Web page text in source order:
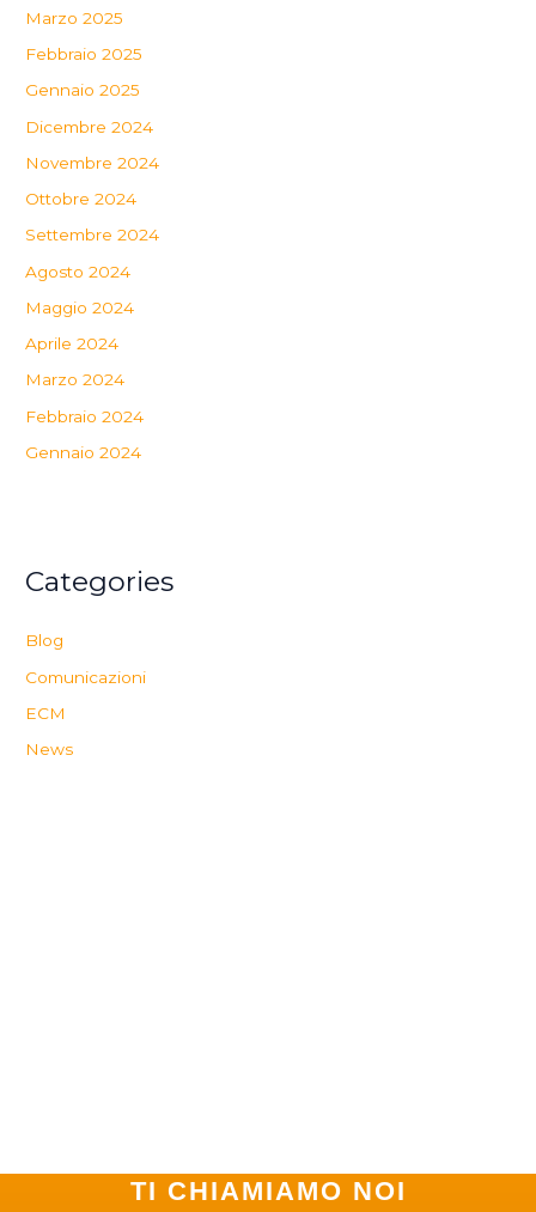
Marzo 2025
Febbraio 2025
Gennaio 2025
Dicembre 2024
Novembre 2024
Ottobre 2024
Settembre 2024
Agosto 2024
Maggio 2024
Aprile 2024
Marzo 2024
Febbraio 2024
Gennaio 2024
Categories
Blog
Comunicazioni
ECM
News
TI CHIAMIAMO NOI